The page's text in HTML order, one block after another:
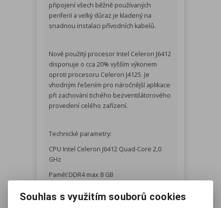
připojení všech běžně používaných
periferií a velký důraz je kladený na
snadnou instalaci přívodních kabelů.
Nově použitý procesor Intel Celeron J6412
disponuje o cca 20% vyšším výkonem
oproti procesoru Celeron J4125. Je
vhodným řešením pro náročnější aplikace
při zachování tichého bezventilátorového
provedení celého zařízení.
Technické parametry:
CPU Intel Celeron J6412 Quad-Core 2,0
GHz
Paměť DDR4 max 8 GB
LCD 15,6“, 1920 x 1080,16:9, 350-400 cd/m2
Souhlas s využitím souborů cookies